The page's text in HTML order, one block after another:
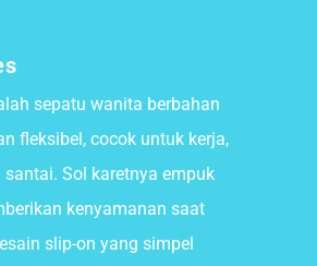
sepatu wanita berbahan
fleksibel, cocok untuk kerja,
Sol karetnya empuk
kenyamanan saat
slip-on yang simpel